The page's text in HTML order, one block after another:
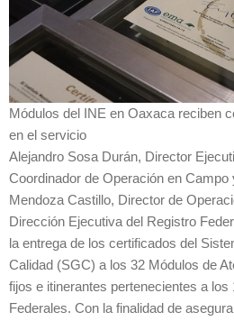
Módulos del INE en Oaxaca reciben
en el servicio
Alejandro Sosa Durán, Director
Coordinador de Operación en Campo
Mendoza Castillo, Director de
Dirección Ejecutiva del Registro
la entrega de los certificados del
Calidad (SGC) a los 32 Módulos de
fijos e itinerantes pertenecientes a
Federales. Con la finalidad de